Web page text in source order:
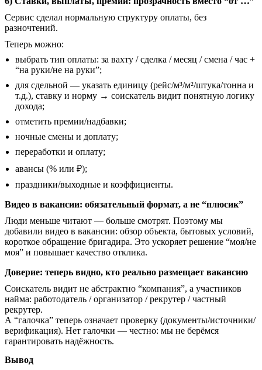
Сервис сделал нормальную структуру оплаты, без
разночтений.
Теперь можно:
выбрать тип оплаты: за вахту / сделка / месяц / смена / час +
“на руки/не на руки”;
для сдельной — указать единицу (рейс/м³/м²/штука/тонна и
т.д.), ставку и норму → соискатель видит понятную логику
дохода;
отметить премии/надбавки;
ночные смены и доплату;
переработки и оплату;
авансы (% или ₽);
праздники/выходные и коэффициенты.
Видео в вакансии: обязательный формат, а не “плюсик”
Люди меньше читают — больше смотрят. Поэтому мы
добавили видео в вакансии: обзор объекта, бытовых условий,
короткое обращение бригадира. Это ускоряет решение “моя/не
моя” и повышает качество отклика.
Доверие: теперь видно, кто реально размещает вакансию
Соискатель видит не абстрактно “компания”, а участников
найма: работодатель / организатор / рекрутер / частный
рекрутер.
А “галочка” теперь означает проверку (документы/источники/
верификация). Нет галочки — честно: мы не берёмся
гарантировать надёжность.
Вывод